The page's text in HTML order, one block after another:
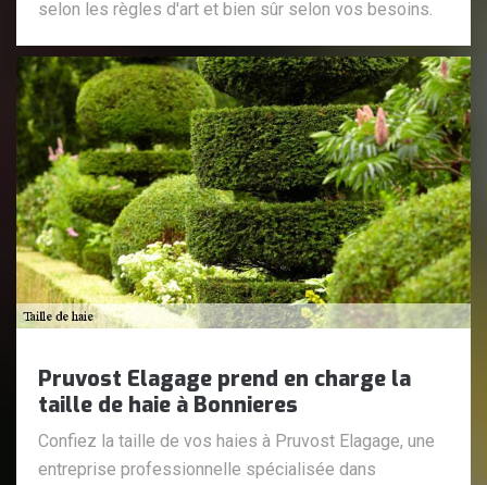
selon les règles d'art et bien sûr selon vos besoins.
Pruvost Elagage prend en charge la
taille de haie à Bonnieres
Confiez la taille de vos haies à Pruvost Elagage, une
entreprise professionnelle spécialisée dans